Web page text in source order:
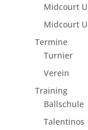
Midcourt
Midcourt
Termine
Turnier
Verein
Training
Ballschule
Talentinos